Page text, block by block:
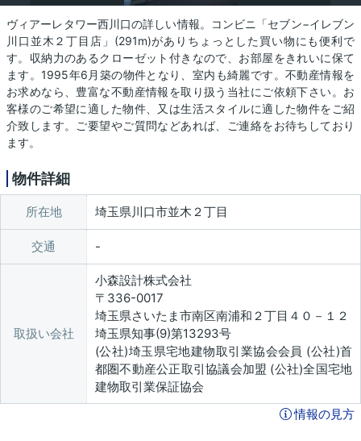
ヴィアーレタワー西川口の詳しい情報。コンビニ「セブン−イレブン
川口並木２丁目店」(291m)がありちょっとした買い物にも便利で
す。収納力のあるクローゼット付きなので、お部屋をきれいに保て
ます。1995年6月築の物件となり、室内も綺麗です。不動産情報を
お求めなら、豊富な不動産情報を取り扱う当社にご依頼下さい。お
客様のご希望に適した物件、又は生活スタイルに適した物件をご紹
介致します。ご要望やご質問などあれば、ご連絡をお待ちしており
ます。
物件詳細
所在地 埼玉県川口市並木２丁目
交通
取扱い会社
小森設計株式会社
〒336-0017
埼玉県さいたま市南区南浦和２丁目４０－１２
埼玉県知事(9)第13293号
(公社)埼玉県宅地建物取引業協会会員 (公社)首
都圏不動産公正取引協議会加盟 (公社)全国宅地
建物取引業保証協会
情報の見方